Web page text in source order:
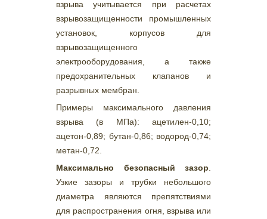
взрыва учитывается при расчетах
взрывозащищенности промышленных
установок, корпусов для
взрывозащищенного
электрооборудования, а также
предохранительных клапанов и
разрывных мембран.
Примеры максимального давления
взрыва (в МПа): ацетилен-0,10;
ацетон-0,89; бутан-0,86; водород-0,74;
метан-0,72.
Максимально безопасный зазор
Узкие зазоры и трубки небольшого
диаметра являются препятствиями
для распространения огня, взрыва или